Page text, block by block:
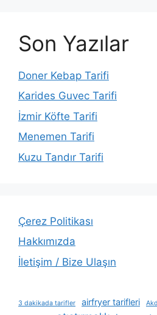
Son Yazılar
Doner Kebap Tarifi
Karides Guvec Tarifi
İzmir Köfte Tarifi
Menemen Tarifi
Kuzu Tandır Tarifi
Çerez Politikası
Hakkımızda
İletişim / Bize Ulaşın
3 dakikada tarifler airfryer tarifleri